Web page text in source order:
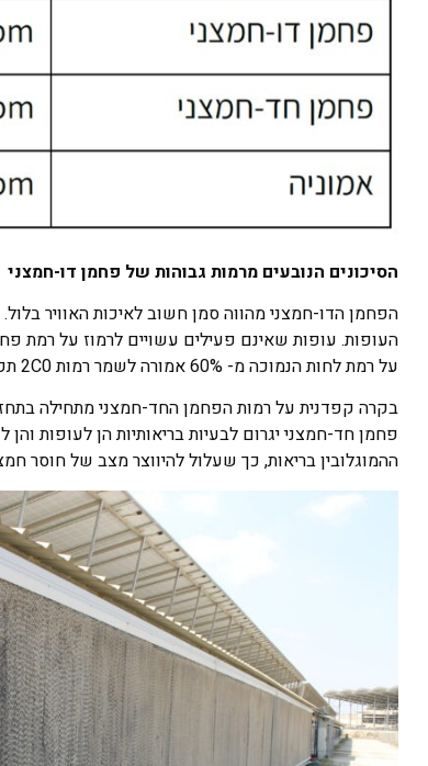
הסיכונים הנובעים מרמות גבוהות של פחמן דו-חמצני
הפחמן הדו-חמצני מהווה סמן חשוב לאיכות האוויר
העופות. עופות שאינם פעילים עשויים לרמוז על רמת
על רמת לחות הנמוכה מ- 60% אמורה לשמר רמות 2C0 תקינות, החשובות לבריאות עופות ההודים בכל גיל.
בקרה קפדנית על רמות הפחמן החד-חמצני מתחילה
פחמן חד-חמצני יגרום לבעיות בריאותיות הן לעופות
ההמוגלובין בריאות, כך שעלול להיווצר מצב של חוסר